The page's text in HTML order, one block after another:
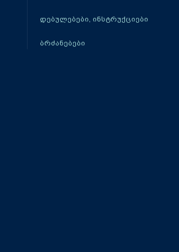
დებულებები, ინსტრუქციები
ბრძანებები